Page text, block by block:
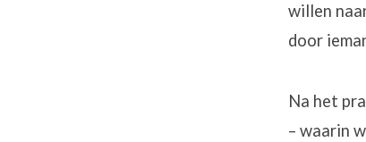
willen
door
Na het
– waarin